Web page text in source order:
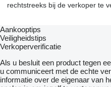
rechtstreeks bij de verkoper te
Aankooptips
Veiligheidstips
Verkoperverificatie
Als u besluit een product tegen
u communiceert met de echte
informatie over de eigenaar van